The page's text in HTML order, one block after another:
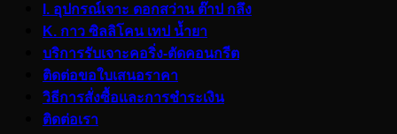
I. อุปกรณ์เจาะ ดอกสว่าน ต๊าป กลึง
K. กาว ซิลลิโคน เทป น้ำยา
บริการรับเจาะคอริ่ง-ตัดคอนกรีต
ติดต่อขอใบเสนอราคา
วิธีการสั่งซื้อและการชำระเงิน
ติดต่อเรา